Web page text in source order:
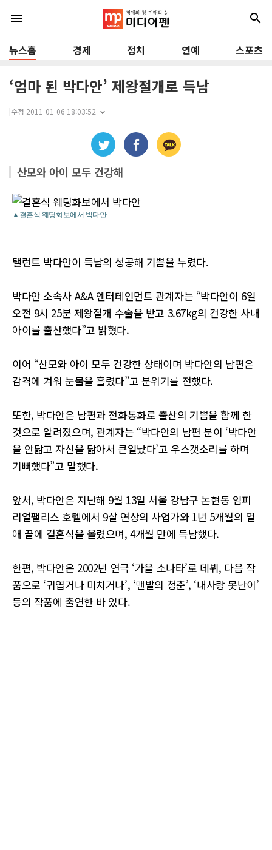
menu search
뉴스홈 경제 정치 연예 스포츠
‘엄마 된 박다안’ 제왕절개로 득남
|수정 2011-01-06 18:03:52
산모와 아이 모두 건강해
▲결혼식 웨딩화보에서 박다안
탤런트 박다안이 득남의 성공해 기쁨을 누렸다.
박다안 소속사 A&A 엔터테인먼트 관계자는 “박다안이 6일
오전 9시 25분 제왕절개 수술을 받고 3.67kg의 건강한 사내
아이를 출산했다”고 밝혔다.
이어 “산모와 아이 모두 건강한 상태이며 박다안의 남편은
감격에 겨워 눈물을 흘렸다”고 분위기를 전했다.
또한, 박다안은 남편과 전화통화로 출산의 기쁨을 함께 한
것으로 알려졌으며, 관계자는 “박다안의 남편 분이 ‘박다안
을 안닮고 자신을 닮아서 큰일났다’고 우스갯소리를 하며
기뻐했다”고 말했다.
앞서, 박다안은 지난해 9월 13일 서울 강남구 논현동 임피
리얼팰리스 호텔에서 9살 연상의 사업가와 1년 5개월의 열
애 끝에 결혼식을 올렸으며, 4개월 만에 득남했다.
한편, 박다안은 2002년 연극 ‘가을 소나타’로 데뷔, 다음 작
품으로 ‘귀엽거나 미치거나’, ‘맨발의 청춘’, ‘내사랑 못난이’
등의 작품에 출연한 바 있다.